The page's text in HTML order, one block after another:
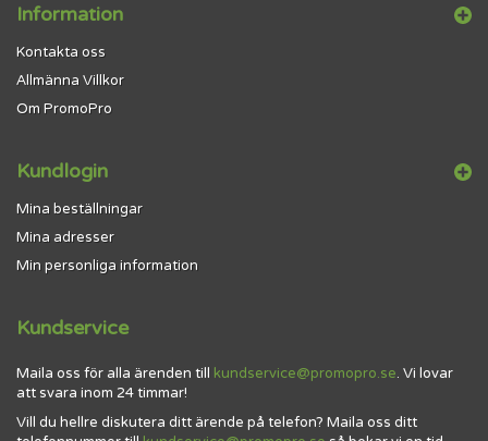
Information
Kontakta oss
Allmänna Villkor
Om PromoPro
Kundlogin
Mina beställningar
Mina adresser
Min personliga information
Kundservice
Maila oss för alla ärenden till kundservice@promopro.se. Vi lovar
att svara inom 24 timmar!
Vill du hellre diskutera ditt ärende på telefon? Maila oss ditt